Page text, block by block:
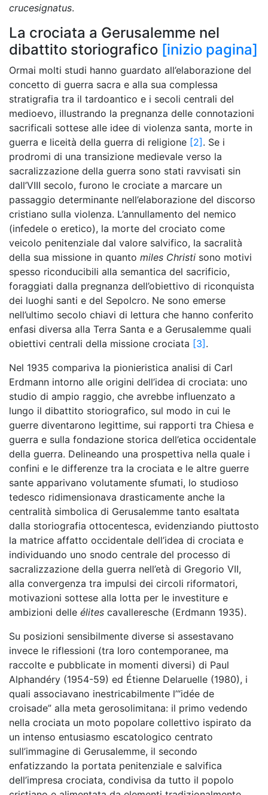
crucesignatus.
La crociata a Gerusalemme nel
dibattito storiografico [inizio pagina]
Ormai molti studi hanno guardato all’elaborazione del
concetto di guerra sacra e alla sua complessa
stratigrafia tra il tardoantico e i secoli centrali del
medioevo, illustrando la pregnanza delle connotazioni
sacrificali sottese alle idee di violenza santa, morte in
guerra e liceità della guerra di religione [2]. Se i
prodromi di una transizione medievale verso la
sacralizzazione della guerra sono stati ravvisati sin
dall’VIII secolo, furono le crociate a marcare un
passaggio determinante nell’elaborazione del discorso
cristiano sulla violenza. L’annullamento del nemico
(infedele o eretico), la morte del crociato come
veicolo penitenziale dal valore salvifico, la sacralità
della sua missione in quanto miles Christi sono motivi
spesso riconducibili alla semantica del sacrificio,
foraggiati dalla pregnanza dell’obiettivo di riconquista
dei luoghi santi e del Sepolcro. Ne sono emerse
nell’ultimo secolo chiavi di lettura che hanno conferito
enfasi diversa alla Terra Santa e a Gerusalemme quali
obiettivi centrali della missione crociata [3].
Nel 1935 compariva la pionieristica analisi di Carl
Erdmann intorno alle origini dell’idea di crociata: uno
studio di ampio raggio, che avrebbe influenzato a
lungo il dibattito storiografico, sul modo in cui le
guerre diventarono legittime, sui rapporti tra Chiesa e
guerra e sulla fondazione storica dell’etica occidentale
della guerra. Delineando una prospettiva nella quale i
confini e le differenze tra la crociata e le altre guerre
sante apparivano volutamente sfumati, lo studioso
tedesco ridimensionava drasticamente anche la
centralità simbolica di Gerusalemme tanto esaltata
dalla storiografia ottocentesca, evidenziando piuttosto
la matrice affatto occidentale dell’idea di crociata e
individuando uno snodo centrale del processo di
sacralizzazione della guerra nell’età di Gregorio VII,
alla convergenza tra impulsi dei circoli riformatori,
motivazioni sottese alla lotta per le investiture e
ambizioni delle élites cavalleresche (Erdmann 1935).
Su posizioni sensibilmente diverse si assestavano
invece le riflessioni (tra loro contemporanee, ma
raccolte e pubblicate in momenti diversi) di Paul
Alphandéry (1954-59) ed Étienne Delaruelle (1980), i
quali associavano inestricabilmente l’“idée de
croisade” alla meta gerosolimitana: il primo vedendo
nella crociata un moto popolare collettivo ispirato da
un intenso entusiasmo escatologico centrato
sull’immagine di Gerusalemme, il secondo
enfatizzando la portata penitenziale e salvifica
dell’impresa crociata, condivisa da tutto il popolo